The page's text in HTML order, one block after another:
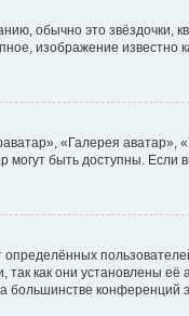
обычно это звёздочки,
изображение известно
«Галерея аватар»,
могут быть доступны. Если
как они установлены её
большинстве конференций